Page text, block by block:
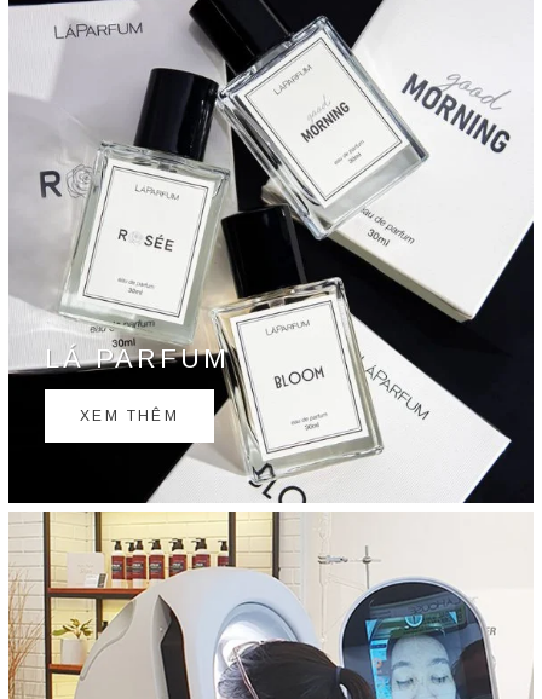
LÁ PARFUM
XEM THÊM